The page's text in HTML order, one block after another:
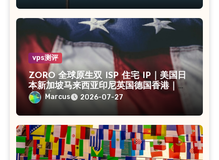
vps测评
ZORO 全球原生双 ISP 住宅 IP｜美国日
本新加坡马来西亚印尼英国德国香港｜独
享静态 IPv4
Marcus 2026-07-27